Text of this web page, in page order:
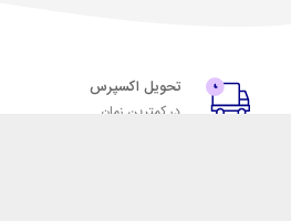
تحویل اکسپرس
در کمترین زمان